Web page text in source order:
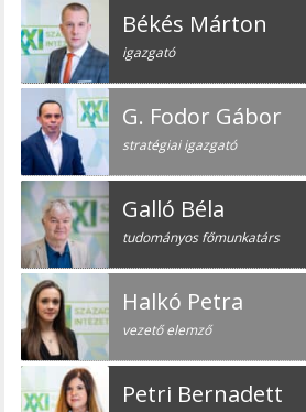
Békés Márton
igazgató
G. Fodor Gábor
stratégiai igazgató
Galló Béla
tudományos főmunkatárs
Halkó Petra
vezető elemző
Petri Bernadett